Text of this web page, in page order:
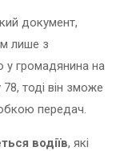
документ,
лише з
громадянина на
тоді він зможе
передач.
водіїв, які